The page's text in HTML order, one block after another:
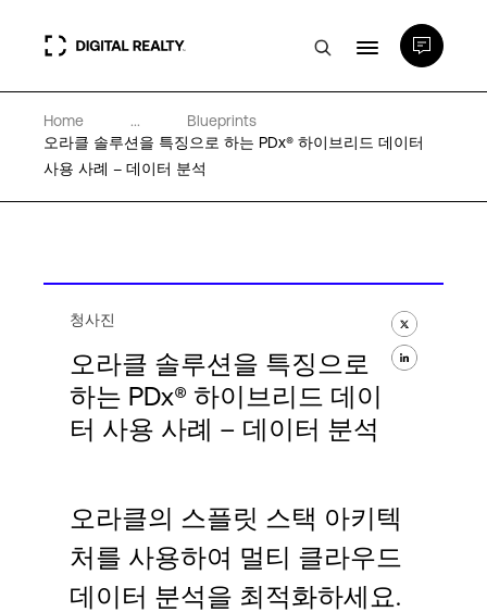
데이터 센터
PlatformDIGITAL®
전문성 및 리소스
소개
로그인
Home ...
Blueprints
오라클 솔루션을 특징으로 하는 PDx® 하이브리드 데이터
사용 사례 – 데이터 분석
청사진
오라클 솔루션을 특징으로
하는 PDx® 하이브리드 데이
터 사용 사례 – 데이터 분석
오라클의 스플릿 스택 아키텍
처를 사용하여 멀티 클라우드
데이터 분석을 최적화하세요.